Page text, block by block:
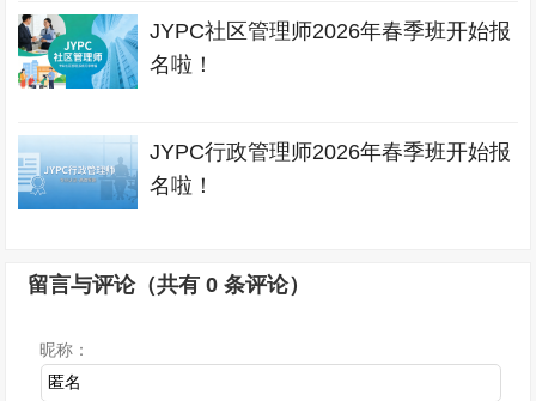
JYPC社区管理师2026年春季班开始报
名啦！
JYPC行政管理师2026年春季班开始报
名啦！
留言与评论（共有0 条评论）
昵称：